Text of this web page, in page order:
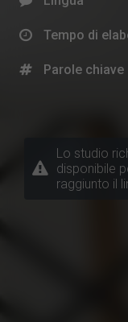
Tempo di
Parole chiave
Lo studio
disponibile
raggiunto il